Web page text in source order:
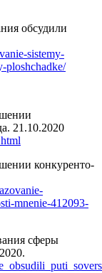
обсудили
sistemy-
ploshchadke/
21.10.2020
конкуренто-
mnenie-412093-
сферы